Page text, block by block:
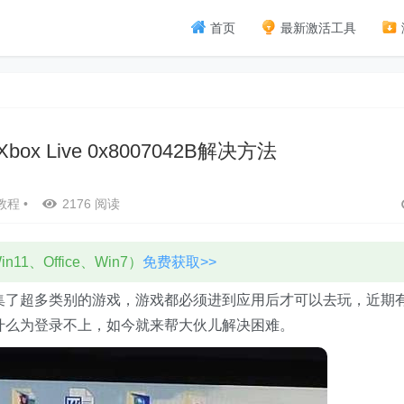
首页 最新激活工具
Live 0x8007042B解决方法
程 • 2176 阅读
、Office、Win7） 免费获取>>
超多类别的游戏，游戏都必须进到应用后才可以去玩，近期
为登录不上，如今就来帮大伙儿解决困难。